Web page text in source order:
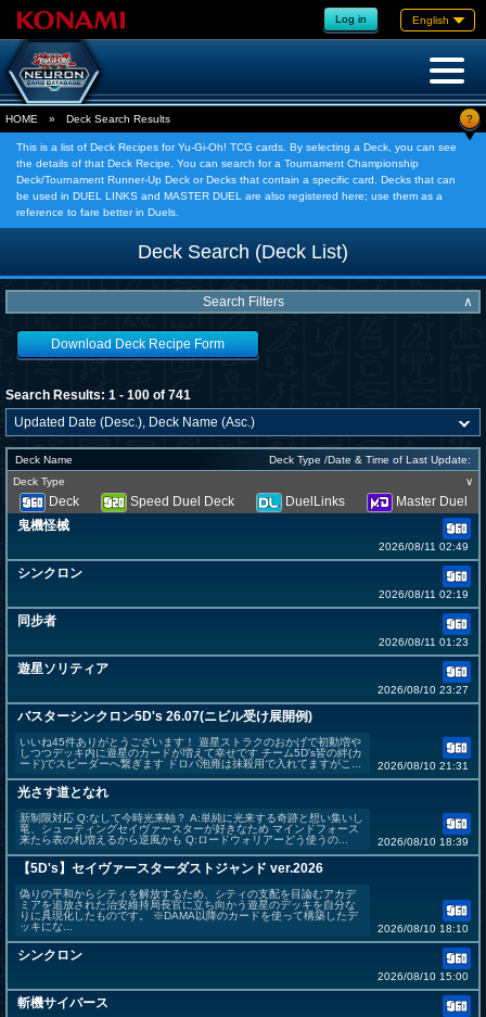
Log in English
HOME » Deck Search Results ?
This is a list of Deck Recipes for Yu-Gi-Oh! TCG cards. By selecting a Deck, you can see
the details of that Deck Recipe. You can search for a Tournament Championship
Deck/Tournament Runner-Up Deck or Decks that contain a specific card. Decks that can
be used in DUEL LINKS and MASTER DUEL are also registered here; use them as a
reference to fare better in Duels.
Deck Search (Deck List)
Search Filters ∧
Download Deck Recipe Form
Search Results: 1 - 100 of 741
Deck Name
Deck Type /Date & Time of Last Update:
Deck Type
∨
Deck Speed Duel Deck DuelLinks
Master Duel
鬼機怪械
2026/08/11 02:49
シンクロン
2026/08/11 02:19
同步者
2026/08/11 01:23
遊星ソリティア
2026/08/10 23:27
バスターシンクロン5D's 26.07(ニビル受け展開例)
いいね45件ありがとうございます！ 遊星ストラクのおかげで初動増や
しつつデッキ内に遊星のカードが増えて幸せです チーム5D's皆の絆(カ
ード)でスピーダーへ繋ぎます ドロバ泡雍は抹殺用で入れてますがこ...
2026/08/10 21:31
光さす道となれ
新制限対応 Q:なして今時光来軸？ A:単純に光来する奇跡と想い集いし
竜、シューティングセイヴァースターが好きなため マインドフォース
来たら表の札増えるから逆風かも Q:ロードウォリアーどう使うの...
2026/08/10 18:39
【5D's】セイヴァースターダストジャンド ver.2026
偽りの平和からシティを解放するため、シティの支配を目論むアカデ
ミアを追放された治安維持局長官に立ち向かう遊星のデッキを自分な
りに具現化したものです。 ※DAMA以降のカードを使って構築したデ
ッキにな...
2026/08/10 18:10
シンクロン
2026/08/10 15:00
斬機サイバース